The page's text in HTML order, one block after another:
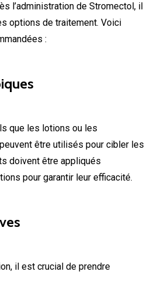
l’administration de Stromectol, il
options de traitement. Voici
:
que les lotions ou les
être utilisés pour cibler les
doivent être appliqués
pour garantir leur efficacité.
il est crucial de prendre